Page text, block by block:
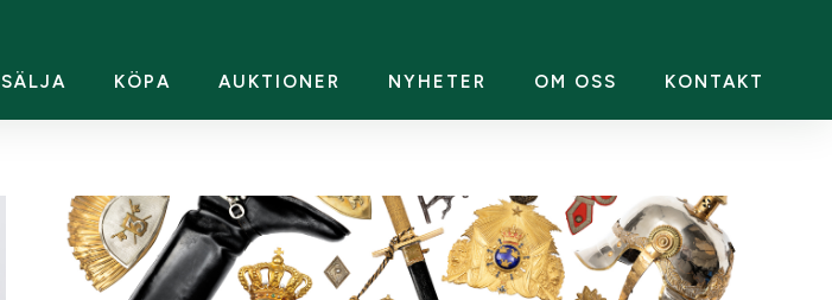
SÄLJA KÖPA AUKTIONER NYHETER OM OSS KONTAKT